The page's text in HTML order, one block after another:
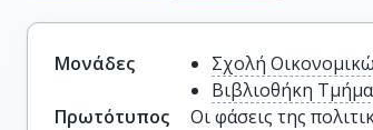
Μονάδες
Σχολή
Βιβλιοθήκη
Πρωτότυπος
Οι φάσεις της